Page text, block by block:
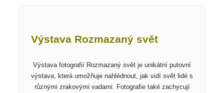
Výstava Rozmazaný svět
Výstava fotografií Rozmazaný svět je unikátní putovní
výstava, která umožňuje nahlédnout, jak vidí svět lidé s
různými zrakovými vadami. Fotografie také zachycují